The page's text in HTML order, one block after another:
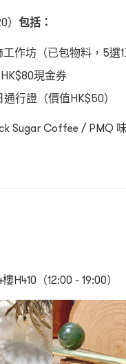
包括：
作坊（已包物料，5選
現金券
行證（價值HK$50）
Sugar Coffee / PMQ
H410（12:00 - 19:00）